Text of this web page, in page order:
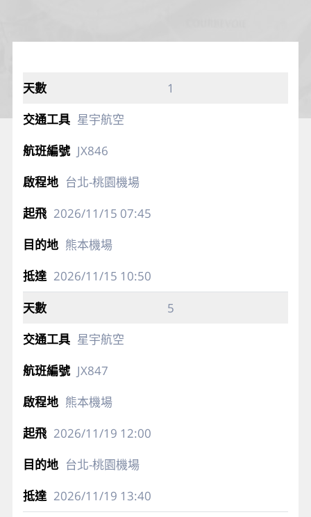
1
星宇航空
JX846
台北-桃園機場
2026/11/15 07:45
熊本機場
2026/11/15 10:50
5
星宇航空
JX847
熊本機場
2026/11/19 12:00
台北-桃園機場
2026/11/19 13:40